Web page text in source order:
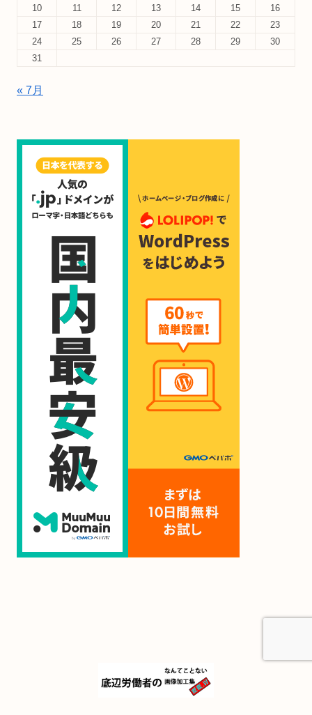
10
11 12 13 14 15
16
17
18 19 20 21 22
23
24
25 26 27 28 29
30
31
« 7月